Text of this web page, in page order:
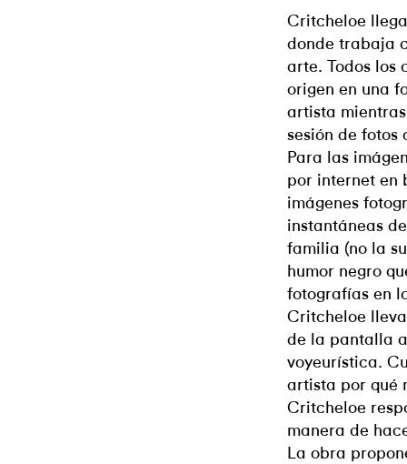
Critcheloe
donde trabaja
arte. Todos los
origen en una
artista
sesión de fotos
Para las
por internet en
imágenes
instantáneas
familia (no la
humor negro
fotografías en
Critcheloe
de la pantalla
voyeurística.
artista por qué
Critcheloe
manera de
La obra